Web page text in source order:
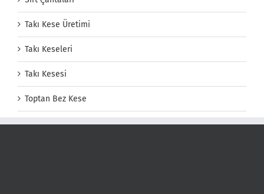
Takı Kese Üretimi
Takı Keseleri
Takı Kesesi
Toptan Bez Kese